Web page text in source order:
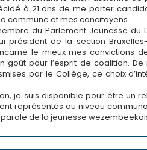
à 21 ans de me porter
commune et mes concitoyens.
du Parlement Jeunesse du
président de la section
le mieux mes convictions
goût pour l’esprit de coalition.
par le Collège, ce choix
je suis disponible pour être un
représentés au niveau
de la jeunesse